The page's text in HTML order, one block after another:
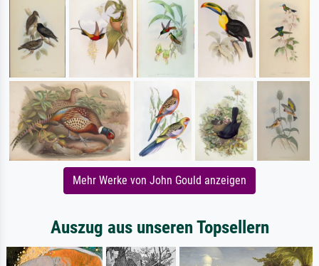
Mehr Werke von John Gould anzeigen
Auszug aus unseren Topsellern